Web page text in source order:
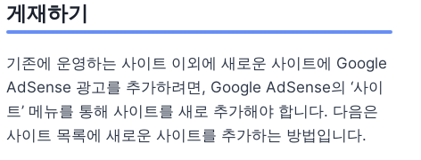
게재하기
기존에 운영하는 사이트 이외에 새로운 사이트에 Google
AdSense 광고를 추가하려면, Google AdSense의 ‘사이
트’ 메뉴를 통해 사이트를 새로 추가해야 합니다. 다음은
사이트 목록에 새로운 사이트를 추가하는 방법입니다.